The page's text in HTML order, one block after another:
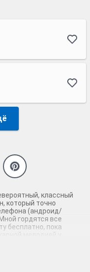
классный
который точно
(андроид/
гордятся все
бесплатно, пока
мелодией у
кто скачает
другую нарезку mp3